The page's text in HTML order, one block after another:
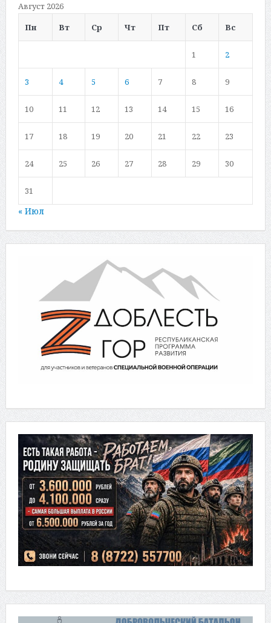
Август 2026
Пн
Вт Ср Чт Пт Сб Вс
1 2
3 4 5 6 7 8 9
10 11 12 13 14 15 16
17 18 19 20 21 22 23
24 25 26 27 28 29 30
31
« Июл